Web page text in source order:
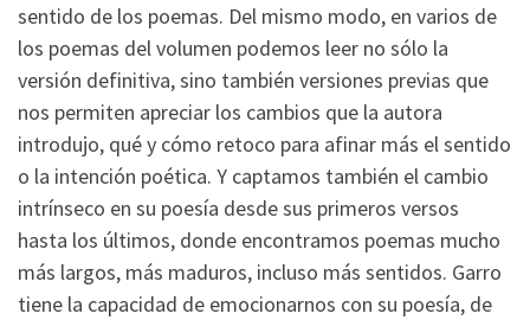
sentido de los poemas. Del mismo modo, en varios de
los poemas del volumen podemos leer no sólo la
versión definitiva, sino también versiones previas que
nos permiten apreciar los cambios que la autora
introdujo, qué y cómo retoco para afinar más el sentido
o la intención poética. Y captamos también el cambio
intrínseco en su poesía desde sus primeros versos
hasta los últimos, donde encontramos poemas mucho
más largos, más maduros, incluso más sentidos. Garro
tiene la capacidad de emocionarnos con su poesía, de